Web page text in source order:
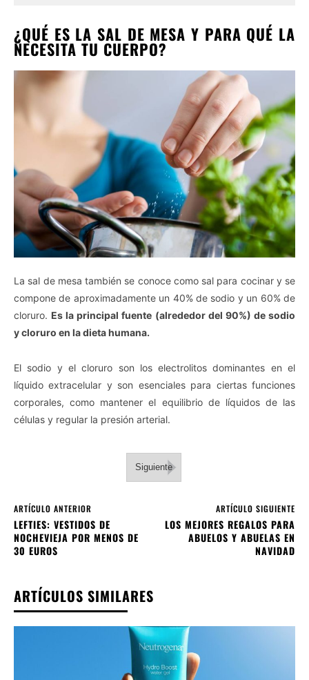
¿QUÉ ES LA SAL DE MESA Y PARA QUÉ LA
NECESITA TU CUERPO?
La sal de mesa también se conoce como sal para cocinar y se
compone de aproximadamente un 40% de sodio y un 60% de
cloruro. Es la principal fuente (alrededor del 90%) de sodio
y cloruro en la dieta humana.
El sodio y el cloruro son los electrolitos dominantes en el
líquido extracelular y son esenciales para ciertas funciones
corporales, como mantener el equilibrio de líquidos de las
células y regular la presión arterial.
Siguiente
ARTÍCULO ANTERIOR
LEFTIES: VESTIDOS DE
NOCHEVIEJA POR MENOS DE
30 EUROS
ARTÍCULO SIGUIENTE
LOS MEJORES REGALOS PARA
ABUELOS Y ABUELAS EN
NAVIDAD
ARTÍCULOS SIMILARES